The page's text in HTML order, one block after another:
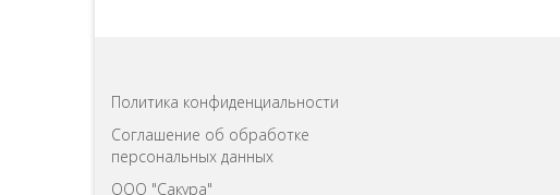
Политика конфиденциальности
Соглашение об обработке
персональных данных
ООО "Сакура"